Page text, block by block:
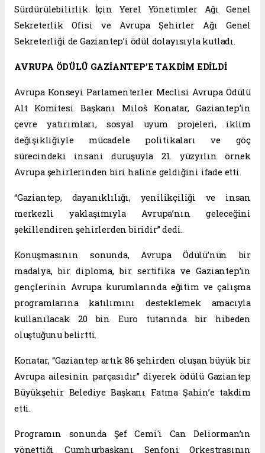
Sürdürülebilirlik İçin Yerel Yönetimler Ağı Genel
Sekreterlik Ofisi ve Avrupa Şehirler Ağı Genel
Sekreterliği de Gaziantep’i ödül dolayısıyla kutladı.
AVRUPA ÖDÜLÜ GAZİANTEP’E TAKDİM EDİLDİ
Avrupa Konseyi Parlamenterler Meclisi Avrupa Ödülü
Alt Komitesi Başkanı Miloš Konatar, Gaziantep’in
çevre yatırımları, sosyal uyum projeleri, iklim
değişikliğiyle mücadele politikaları ve göç
sürecindeki insani duruşuyla 21. yüzyılın örnek
Avrupa şehirlerinden biri haline geldiğini ifade etti.
“Gaziantep, dayanıklılığı, yenilikçiliği ve insan
merkezli yaklaşımıyla Avrupa’nın geleceğini
şekillendiren şehirlerden biridir” dedi.
Konuşmasının sonunda, Avrupa Ödülü’nün bir
madalya, bir diploma, bir sertifika ve Gaziantep’in
gençlerinin Avrupa kurumlarında eğitim ve çalışma
programlarına katılımını desteklemek amacıyla
kullanılacak 20 bin Euro tutarında bir hibeden
oluştuğunu belirtti.
Konatar, “Gaziantep artık 86 şehirden oluşan büyük bir
Avrupa ailesinin parçasıdır” diyerek ödülü Gaziantep
Büyükşehir Belediye Başkanı Fatma Şahin’e takdim
etti.
Programın sonunda Şef Cemi'i Can Deliorman’ın
yönettiği Cumhurbaşkanı Senfoni Orkestrasının